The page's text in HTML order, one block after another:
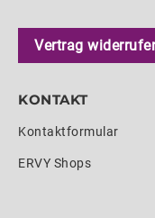
Vertrag
KONTAKT
Kontaktformular
ERVY Shops